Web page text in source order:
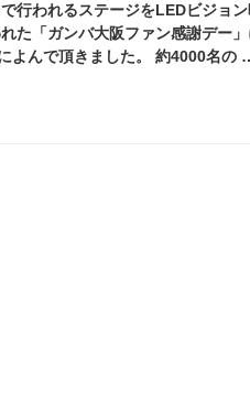
行われるステージをLEDビジョ
た「ガンバ大阪ファン感謝デー」
よんで頂きました。 約4000名の